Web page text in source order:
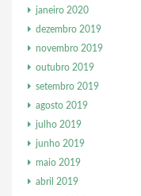
janeiro 2020
dezembro 2019
novembro 2019
outubro 2019
setembro 2019
agosto 2019
julho 2019
junho 2019
maio 2019
abril 2019